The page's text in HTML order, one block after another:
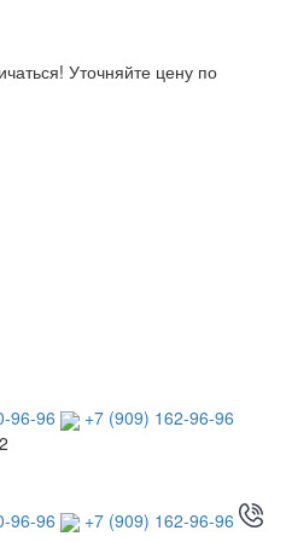
Уточняйте цену по
96-96
+7 (909) 162-96-96
96-96 +7 (909) 162-96-96